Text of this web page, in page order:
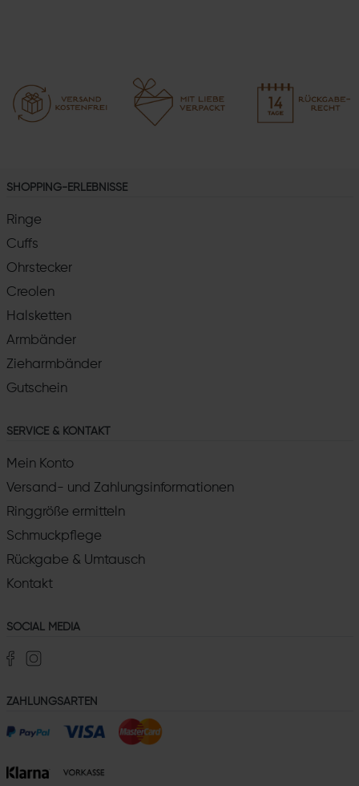
SHOPPING-ERLEBNISSE
Ringe
Cuffs
Ohrstecker
Creolen
Halsketten
Armbänder
Zieharmbänder
Gutschein
SERVICE & KONTAKT
Mein Konto
Versand- und Zahlungsinformationen
Ringgröße ermitteln
Schmuckpflege
Rückgabe & Umtausch
Kontakt
SOCIAL MEDIA
ZAHLUNGSARTEN